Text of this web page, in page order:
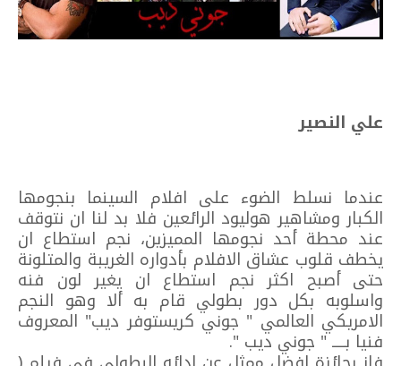
علي النصير
عندما نسلط الضوء على افلام السينما بنجومها
الكبار ومشاهير هوليود الرائعين فلا بد لنا ان نتوقف
عند محطة أحد نجومها المميزين، نجم استطاع ان
يخطف قلوب عشاق الافلام بأدواره الغريبة والمتلونة
حتى أصبح اكثر نجم استطاع ان يغير لون فنه
واسلوبه بكل دور بطولي قام به ألا وهو النجم
الامريكي العالمي " جوني كريستوفر ديب" المعروف
فنيا بـــــ " جوني ديب ".